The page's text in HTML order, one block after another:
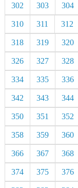
302 303 304
310 311 312
318 319 320
326 327 328
334 335 336
342 343 344
350 351 352
358 359 360
366 367 368
374 375 376